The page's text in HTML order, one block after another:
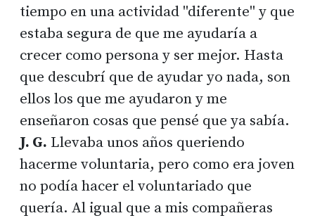
tiempo en una actividad "diferente" y que
estaba segura de que me ayudaría a
crecer como persona y ser mejor. Hasta
que descubrí que de ayudar yo nada, son
ellos los que me ayudaron y me
enseñaron cosas que pensé que ya sabía.
J. G. Llevaba unos años queriendo
hacerme voluntaria, pero como era joven
no podía hacer el voluntariado que
quería. Al igual que a mis compañeras